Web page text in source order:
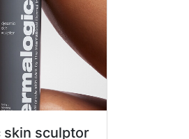
skin sculptor